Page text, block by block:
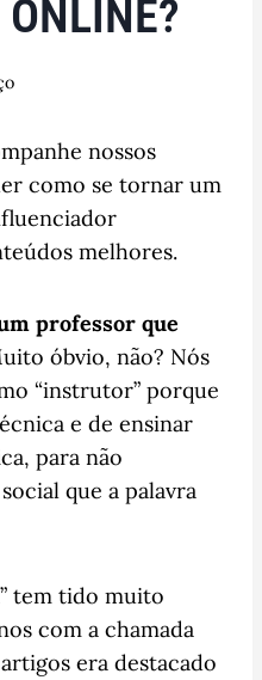
ONLINE?
nossos
como se tornar um
melhores.
professor que
óbvio, não? Nós
“instrutor” porque
e de ensinar
para não
que a palavra
tem tido muito
com a chamada
era destacado